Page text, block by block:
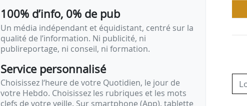
100% d’info, 0% de pub
Un média indépendant et équidistant, centré sur la
qualité de l’information. Ni publicité, ni
publireportage, ni conseil, ni formation.
Service personnalisé
Choisissez l‘heure de votre Quotidien, le jour de
votre Hebdo. Choisissez les rubriques et les mots
clefs de votre veille. Sur smartphone (App), tablette